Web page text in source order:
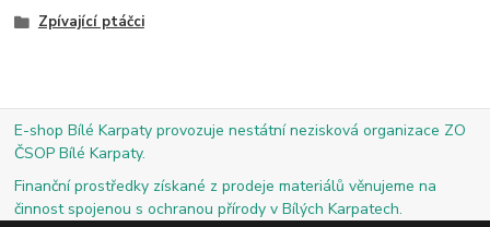
Zpívající ptáčci
E-shop Bílé Karpaty provozuje nestátní nezisková organizace ZO
ČSOP Bílé Karpaty.
Finanční prostředky získané z prodeje materiálů věnujeme na
činnost spojenou s ochranou přírody v Bílých Karpatech.